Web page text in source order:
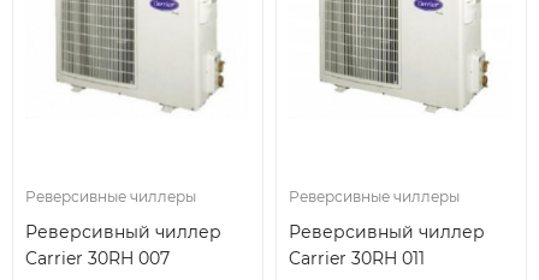
Реверсивные чиллеры
Реверсивный чиллер
Carrier 30RH 007
Реверсивные чиллеры
Реверсивный чиллер
Carrier 30RH 011